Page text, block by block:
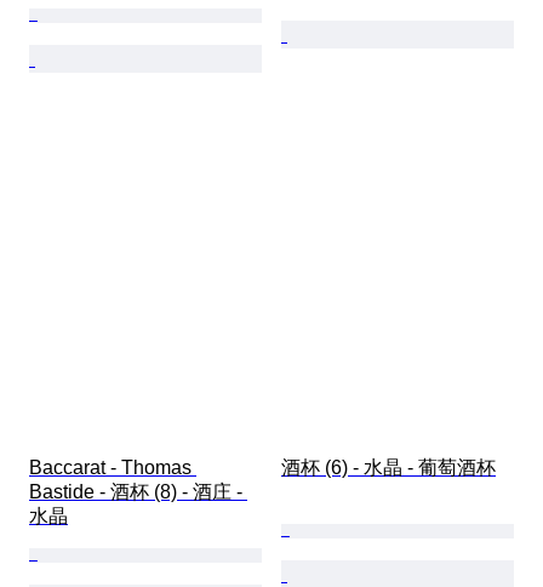
Baccarat - Thomas
Bastide - 酒杯 (8) - 酒庄 -
水晶
酒杯 (6) - 水晶 - 葡萄酒杯